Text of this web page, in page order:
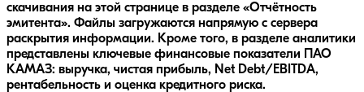
скачивания на этой странице в разделе «Отчётность
эмитента». Файлы загружаются напрямую с сервера
раскрытия информации. Кроме того, в разделе аналитики
представлены ключевые финансовые показатели ПАО
КАМАЗ: выручка, чистая прибыль, Net Debt/EBITDA,
рентабельность и оценка кредитного риска.